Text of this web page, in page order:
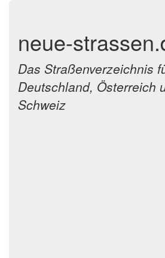
neue-
Das Straßenverzeichnis
Deutschland, Österreich
Schweiz